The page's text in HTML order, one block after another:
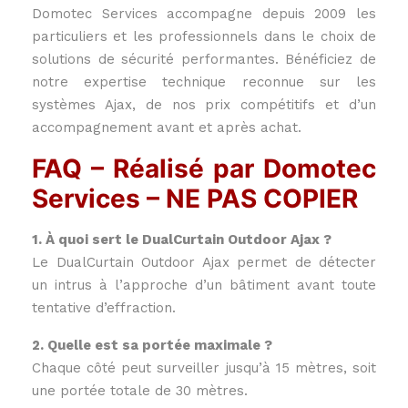
Domotec Services accompagne depuis 2009 les
particuliers et les professionnels dans le choix de
solutions de sécurité performantes. Bénéficiez de
notre expertise technique reconnue sur les
systèmes Ajax, de nos prix compétitifs et d’un
accompagnement avant et après achat.
FAQ – Réalisé par Domotec
Services – NE PAS COPIER
1. À quoi sert le DualCurtain Outdoor Ajax ?
Le DualCurtain Outdoor Ajax permet de détecter
un intrus à l’approche d’un bâtiment avant toute
tentative d’effraction.
2. Quelle est sa portée maximale ?
Chaque côté peut surveiller jusqu’à 15 mètres, soit
une portée totale de 30 mètres.